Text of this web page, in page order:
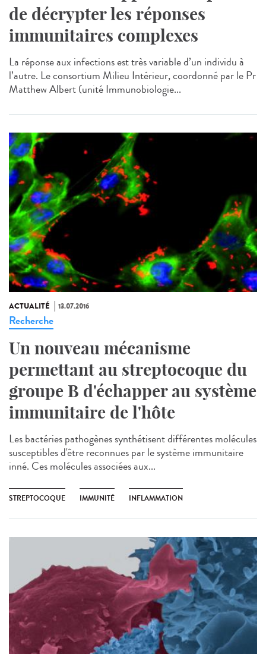
de décrypter les réponses
immunitaires complexes
La réponse aux infections est très variable d’un individu à
l’autre. Le consortium Milieu Intérieur, coordonné par le Pr
Matthew Albert (unité Immunobiologie...
ACTUALITÉ 13.07.2016
Recherche
Un nouveau mécanisme
permettant au streptocoque du
groupe B d'échapper au système
immunitaire de l'hôte
Les bactéries pathogènes synthétisent différentes molécules
susceptibles d'être reconnues par le système immunitaire
inné. Ces molécules associées aux...
STREPTOCOQUE IMMUNITÉ INFLAMMATION